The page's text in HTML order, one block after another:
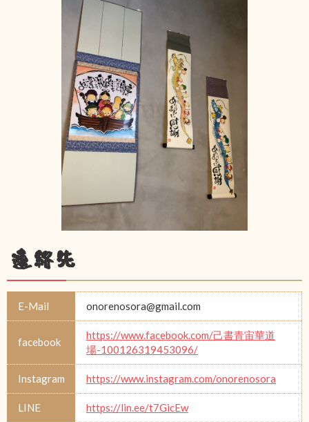
連絡先
E-Mail onorenosora@gmail.com
facebook
https://www.facebook.com/己書青宙華道
場-100126319453096/
Instagram https://www.instagram.com/onorenosora
LINE https://lin.ee/t7GicEw